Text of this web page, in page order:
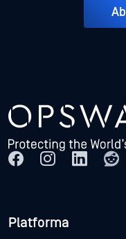
Platforma